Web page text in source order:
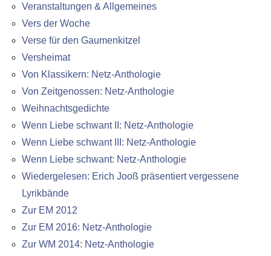
Veranstaltungen & Allgemeines
Vers der Woche
Verse für den Gaumenkitzel
Versheimat
Von Klassikern: Netz-Anthologie
Von Zeitgenossen: Netz-Anthologie
Weihnachtsgedichte
Wenn Liebe schwant II: Netz-Anthologie
Wenn Liebe schwant III: Netz-Anthologie
Wenn Liebe schwant: Netz-Anthologie
Wiedergelesen: Erich Jooß präsentiert vergessene
Lyrikbände
Zur EM 2012
Zur EM 2016: Netz-Anthologie
Zur WM 2014: Netz-Anthologie